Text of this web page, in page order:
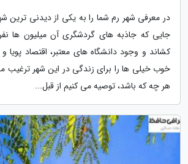
در معرفی شهر رم شما را به یکی از دیدنی ترین
جایی که جاذبه های گردشگری آن میلیون ها
کشاند و وجود دانشگاه های معتبر، اقتصاد
خوب خیلی ها را برای زندگی در این شهر ترغیب
هر چه که باشد، توصیه می کنیم از قبل...